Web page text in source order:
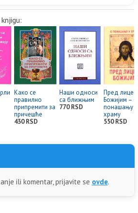
Како се
правилно
припремити за
причешће
430 RSD
Наши односи
са ближњим
770 RSD
Пред лицем
Божијим – О
понашању у
храму
550 RSD
ili komentar, prijavite se ovde.